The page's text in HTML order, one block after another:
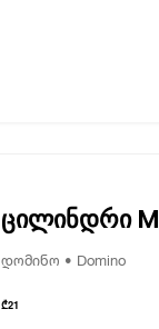
ცილინდრი
დომინო • Domino
₾21